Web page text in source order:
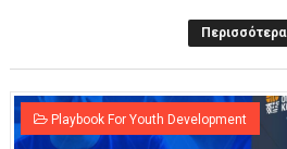
Περισσότερα
Playbook For Youth Development